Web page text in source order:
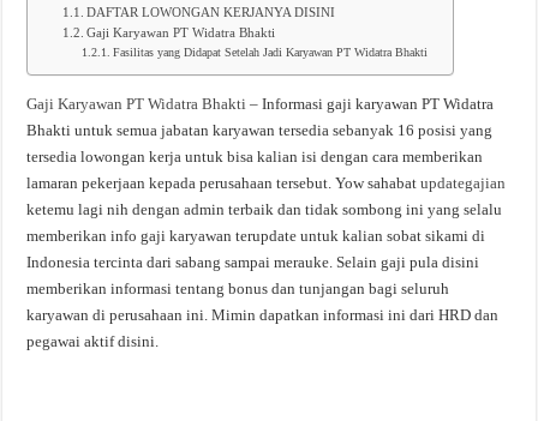
DAFTAR LOWONGAN KERJANYA DISINI
Gaji Karyawan PT Widatra Bhakti
Fasilitas yang Didapat Setelah Jadi Karyawan PT Widatra Bhakti
Gaji Karyawan PT Widatra Bhakti – Informasi gaji karyawan PT Widatra
Bhakti untuk semua jabatan karyawan tersedia sebanyak 16 posisi yang
tersedia lowongan kerja untuk bisa kalian isi dengan cara memberikan
lamaran pekerjaan kepada perusahaan tersebut. Yow sahabatupdategajian
ketemu lagi nih dengan admin terbaik dan tidak sombong ini yang selalu
memberikan info gaji karyawan terupdate untuk kalian sobat sikami di
Indonesia tercinta dari sabang sampai merauke. Selain gaji pula disini
memberikan informasi tentang bonus dan tunjangan bagi seluruh
karyawan di perusahaan ini. Mimin dapatkan informasi ini dari HRD dan
pegawai aktif disini.